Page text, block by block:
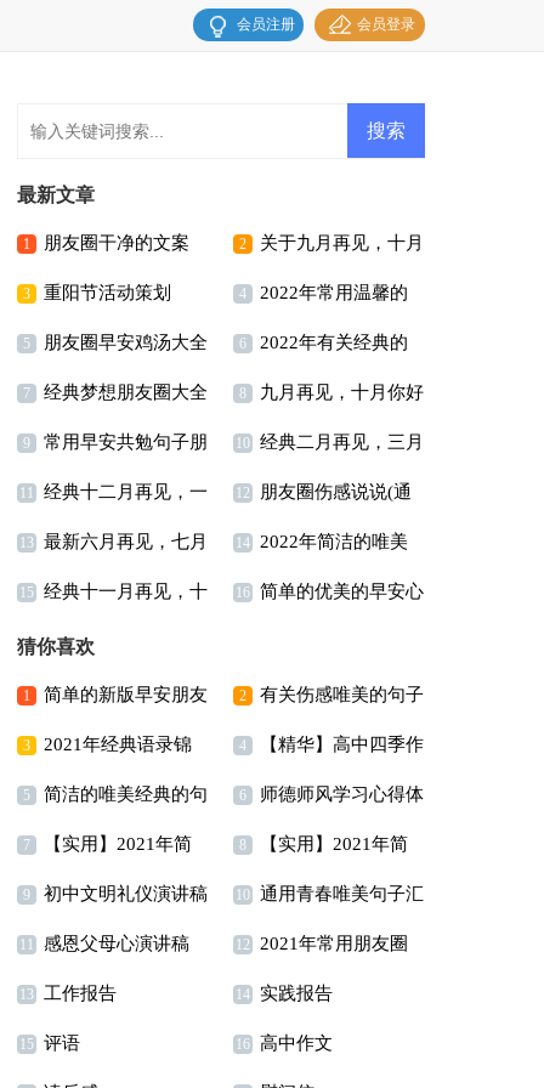
会员登录
会员注册
最新文章
1 朋友圈干净的文案 2 关于九月再见，十月
你好座右铭80句精选
3 重阳节活动策划 4 2022年常用温馨的
早安朋友圈问候语23句
5 朋友圈早安鸡汤大全
（精选175句）
6 2022年有关经典的
唯美句子合集79句
7 经典梦想朋友圈大全
（精选70句）
8 九月再见，十月你好
唯美座右铭说说汇总80
句
9 常用早安共勉句子朋
友圈21条
10 经典二月再见，三月
你好个性座右铭语录汇
总（精选90句）
11 经典十二月再见，一
月你好个性说说座右铭
汇总（精选100句）
12 朋友圈伤感说说(通
用15篇)
13 最新六月再见，七月
你好座右铭句子（通用
30句）
14 2022年简洁的唯美
的晚安朋友圈问候语集
15 经典十一月再见，十
二月你好个性座右铭说
说40句
16 简单的优美的早安心
猜你喜欢
1 简单的新版早安朋友
圈问候语大汇总60句
2 有关伤感唯美的句子
汇编46条
3 2021年经典语录锦
集60句
4 【精华】高中四季作
文合集10篇
5 简洁的唯美经典的句
子集锦39条
6 师德师风学习心得体
会15篇
7 【实用】2021年简
短的经典语录30句
8 【实用】2021年简
短的经典语录30句
9 初中文明礼仪演讲稿 10 通用青春唯美句子汇
总78条
11 感恩父母心演讲稿 12 2021年常用朋友圈
伤感语句集锦70句
13 工作报告 14 实践报告
15 评语 16 高中作文